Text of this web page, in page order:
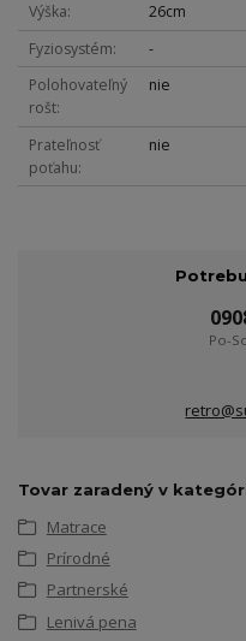
Výška
26cm
Fyziosystém
-
Polohovateľný
rošt
nie
Prateľnosť
poťahu
nie
Po-
Tovar zaradený v
Matrace
Prírodné
Partnerské
Lenivá pena